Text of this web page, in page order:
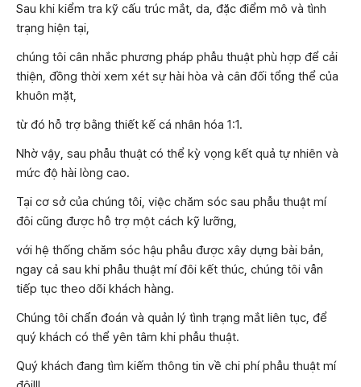
Sau khi kiểm tra kỹ cấu trúc mắt, da, đặc điểm mô và tình
trạng hiện tại,
chúng tôi cân nhắc phương pháp phẫu thuật phù hợp để cải
thiện, đồng thời xem xét sự hài hòa và cân đối tổng thể của
khuôn mặt,
từ đó hỗ trợ bằng thiết kế cá nhân hóa 1:1.
Nhờ vậy, sau phẫu thuật có thể kỳ vọng kết quả tự nhiên và
mức độ hài lòng cao.
Tại cơ sở của chúng tôi, việc chăm sóc sau phẫu thuật mí
đôi cũng được hỗ trợ một cách kỹ lưỡng,
với hệ thống chăm sóc hậu phẫu được xây dựng bài bản,
ngay cả sau khi phẫu thuật mí đôi kết thúc, chúng tôi vẫn
tiếp tục theo dõi khách hàng.
Chúng tôi chẩn đoán và quản lý tình trạng mắt liên tục, để
quý khách có thể yên tâm khi phẫu thuật.
Quý khách đang tìm kiếm thông tin về chi phí phẫu thuật mí